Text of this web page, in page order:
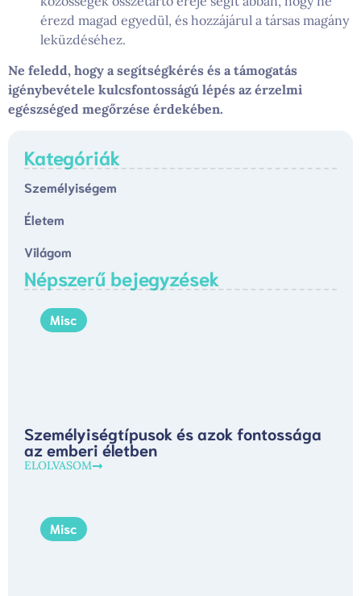
érezd magad egyedül, és hozzájárul a társas magány
leküzdéséhez.
Ne feledd, hogy a segítségkérés és a támogatás
igénybevétele kulcsfontosságú lépés az érzelmi
egészséged megőrzése érdekében.
Kategóriák
Személyiségem
Életem
Világom
Népszerű bejegyzések
Misc
Személyiségtípusok és azok fontossága
az emberi életben
ELOLVASOM
Misc